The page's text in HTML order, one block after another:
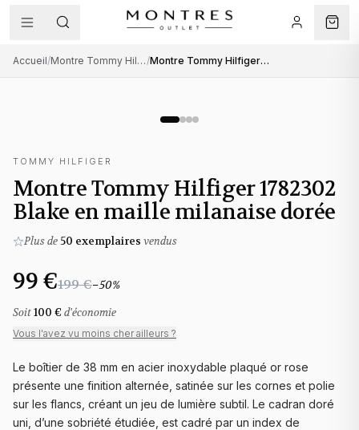
Accueil/ Montre Tommy Hilfiger femme/ Montre Tommy Hilfiger 1782302 Blake en maille milanaise dorée
TOMMY HILFIGER
Montre Tommy Hilfiger 1782302
Blake en maille milanaise dorée
Plus de50 exemplaires vendus
99 €199 €−50%
Soit100 € d'économie
Vous l'avez vu moins cher ailleurs ?
Le boîtier de 38 mm en acier inoxydable plaqué or rose
présente une finition alternée, satinée sur les cornes et polie
sur les flancs, créant un jeu de lumière subtil. Le cadran doré
uni, d’une sobriété étudiée, est cadré par un index de